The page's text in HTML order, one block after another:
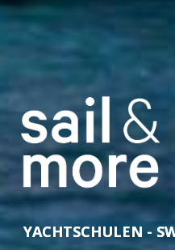
YACHTSCHULEN -